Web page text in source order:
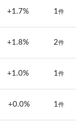
+1.7% 1件
+1.8% 2件
+1.0% 1件
+0.0% 1件